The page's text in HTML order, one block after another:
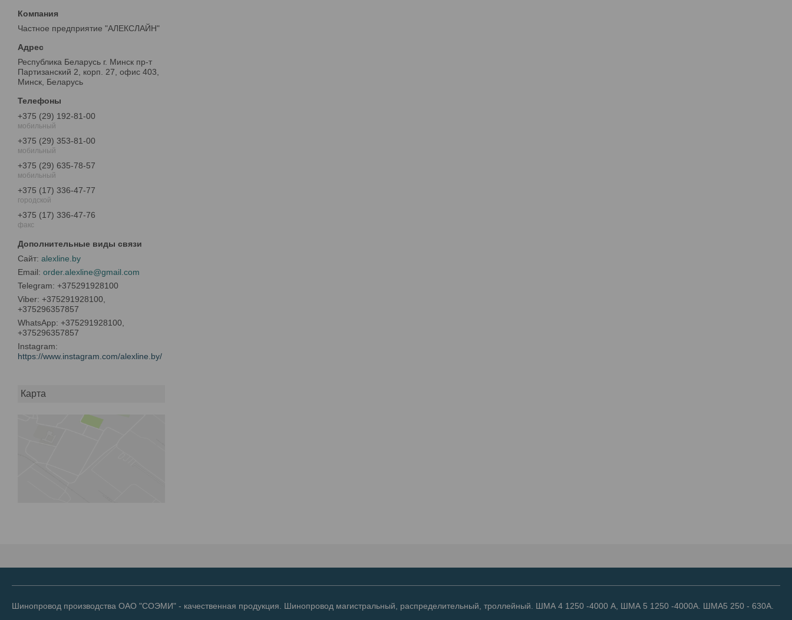
Частное предприятие "АЛЕКСЛАЙН"
Республика Беларусь г. Минск пр-т
Партизанский 2, корп. 27, офис 403,
Минск, Беларусь
+375 (29) 192-81-00
мобильный
+375 (29) 353-81-00
мобильный
+375 (29) 635-78-57
мобильный
+375 (17) 336-47-77
городской
+375 (17) 336-47-76
факс
alexline.by
order.alexline@gmail.com
+375291928100
+375291928100,
+375296357857
+375291928100,
+375296357857
Instagram
https://www.instagram.com/alexline.by/
Карта
Шинопровод производства ОАО "СОЭМИ" - качественная продукция. Шинопровод магистральный, распределительный, троллейный. ШМА 4 1250 -4000 А, ШМА 5 1250 -4000А. ШМА5 250 - 630А.